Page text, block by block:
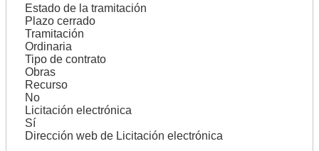
Estado de la tramitación
Plazo cerrado
Tramitación
Ordinaria
Tipo de contrato
Obras
Recurso
No
Licitación electrónica
Sí
Dirección web de Licitación electrónica